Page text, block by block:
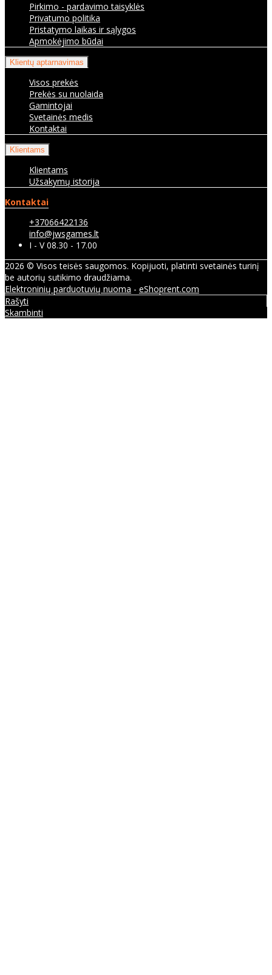
Pirkimo - pardavimo taisyklės
Privatumo politika
Pristatymo laikas ir sąlygos
Apmokėjimo būdai
Klientų aptarnavimas
Visos prekės
Prekės su nuolaida
Gamintojai
Svetainės medis
Kontaktai
Klientams
Klientams
Užsakymų istorija
Kontaktai
+37066422136
info@jwsgames.lt
I - V 08.30 - 17.00
2026 © Visos teisės saugomos. Kopijuoti, platinti svetainės turinį
be autorių sutikimo draudžiama.
Elektroninių parduotuvių nuoma - eShoprent.com
Rašyti
Skambinti